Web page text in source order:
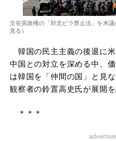
文在寅政権の「対北ビラ禁止法」を米議
見る ）
韓国の民主主義の後退に米
中国との対立を深める中、
は韓国を「仲間の国」と見
観察者の鈴置高史氏が展開を
＊＊＊